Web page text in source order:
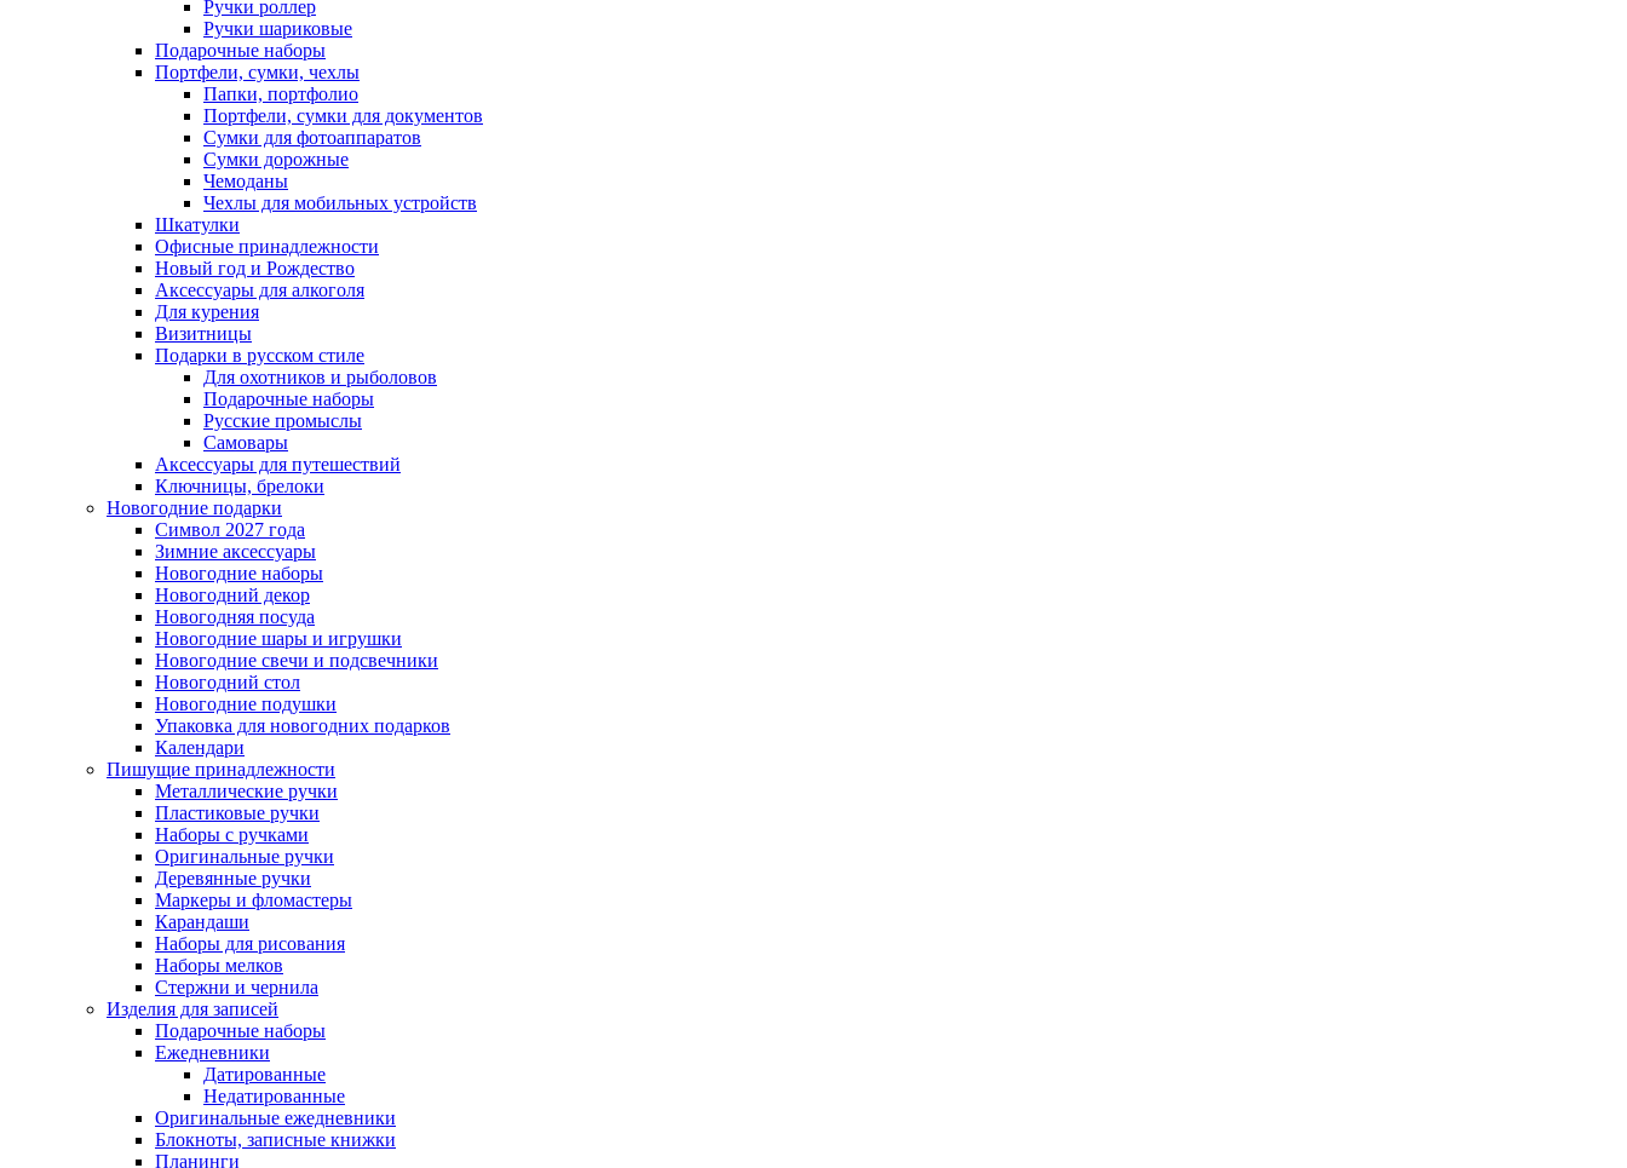
Ручки роллер
Ручки шариковые
Подарочные наборы
Портфели, сумки, чехлы
Папки, портфолио
Портфели, сумки для документов
Сумки для фотоаппаратов
Сумки дорожные
Чемоданы
Чехлы для мобильных устройств
Шкатулки
Офисные принадлежности
Новый год и Рождество
Аксессуары для алкоголя
Для курения
Визитницы
Подарки в русском стиле
Для охотников и рыболовов
Подарочные наборы
Русские промыслы
Самовары
Аксессуары для путешествий
Ключницы, брелоки
Новогодние подарки
Символ 2027 года
Зимние аксессуары
Новогодние наборы
Новогодний декор
Новогодняя посуда
Новогодние шары и игрушки
Новогодние свечи и подсвечники
Новогодний стол
Новогодние подушки
Упаковка для новогодних подарков
Календари
Пишущие принадлежности
Металлические ручки
Пластиковые ручки
Наборы с ручками
Оригинальные ручки
Деревянные ручки
Маркеры и фломастеры
Карандаши
Наборы для рисования
Наборы мелков
Стержни и чернила
Изделия для записей
Подарочные наборы
Ежедневники
Датированные
Недатированные
Оригинальные ежедневники
Блокноты, записные книжки
Планинги